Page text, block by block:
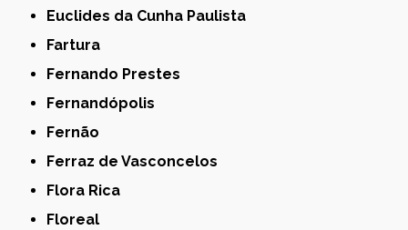
Euclides da Cunha Paulista
Fartura
Fernando Prestes
Fernandópolis
Fernão
Ferraz de Vasconcelos
Flora Rica
Floreal